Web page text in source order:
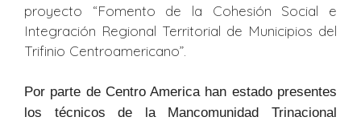
proyecto “Fomento de la Cohesión Social e
Integración Regional Territorial de Municipios del
Trifinio Centroamericano”.
Por parte de Centro America han estado presentes
los técnicos de la Mancomunidad Trinacional